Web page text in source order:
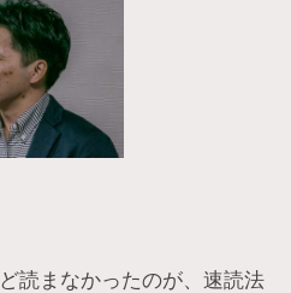
読まなかったのが、速読法